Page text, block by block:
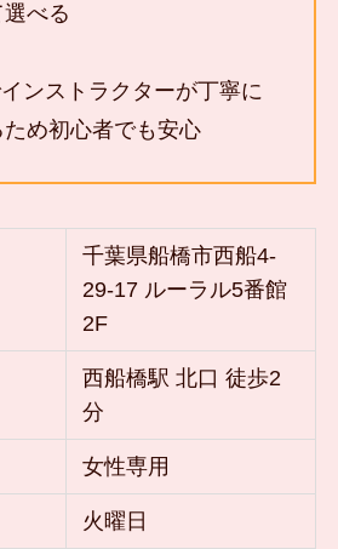
べる
ンストラクターが丁寧に
め初心者でも安心
千葉県船橋市西船4-
29-17 ルーラル5番館
2F
西船橋駅 北口 徒歩2
分
女性専用
火曜日